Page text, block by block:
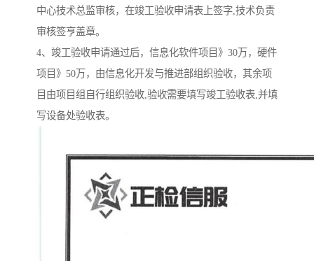
中心技术总监审核，在竣工验收申请表上签字,技术负责
审核签亨盖章。
4、竣工验收申请通过后，信息化软件项目》30万，硬件
项目》50万，由信息化开发与推进部组织验收，其余项
目由项目组自行组织验收,验收需要填写竣工验收表,并填
写设备处验收表。